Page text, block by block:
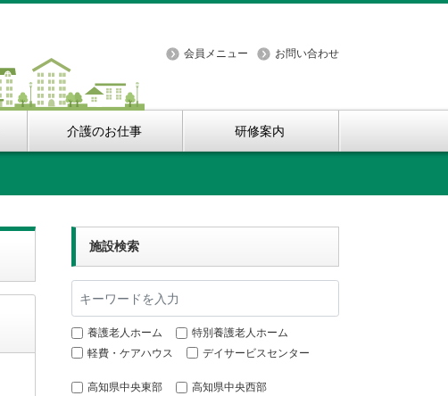
会員メニュー お問い合わせ
介護のお仕事 研修案内
施設検索
養護老人ホーム
特別養護老人ホーム
軽費・ケアハウス
デイサービスセンター
高知県中央東部
高知県中央西部